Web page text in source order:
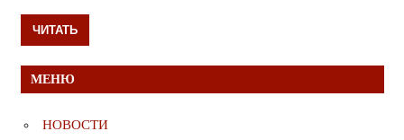
ЧИТАТЬ
МЕНЮ
НОВОСТИ